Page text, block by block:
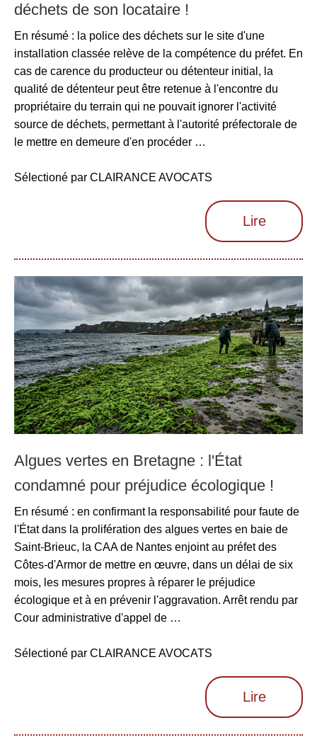
déchets de son locataire !
En résumé : la police des déchets sur le site d'une
installation classée relève de la compétence du préfet. En
cas de carence du producteur ou détenteur initial, la
qualité de détenteur peut être retenue à l'encontre du
propriétaire du terrain qui ne pouvait ignorer l'activité
source de déchets, permettant à l'autorité préfectorale de
le mettre en demeure d'en procéder …
Sélectioné par CLAIRANCE AVOCATS
Lire
Algues vertes en Bretagne : l'État
condamné pour préjudice écologique !
En résumé : en confirmant la responsabilité pour faute de
l'État dans la prolifération des algues vertes en baie de
Saint-Brieuc, la CAA de Nantes enjoint au préfet des
Côtes-d'Armor de mettre en œuvre, dans un délai de six
mois, les mesures propres à réparer le préjudice
écologique et à en prévenir l'aggravation. Arrêt rendu par
Cour administrative d'appel de …
Sélectioné par CLAIRANCE AVOCATS
Lire